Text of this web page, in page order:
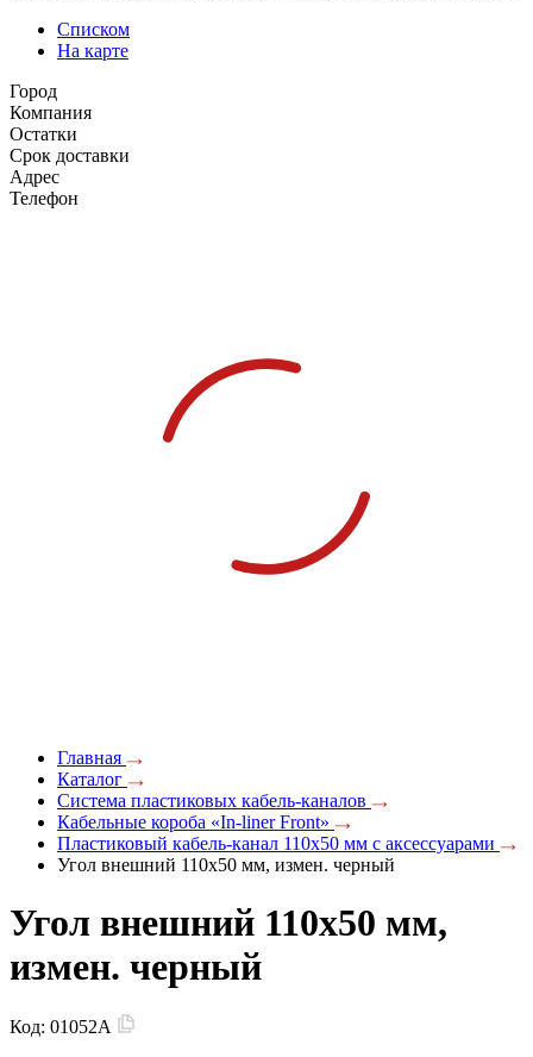
Списком
На карте
Город
Компания
Остатки
Срок доставки
Адрес
Телефон
Главная
Каталог
Система пластиковых кабель-каналов
Кабельные короба «In-liner Front»
Пластиковый кабель-канал 110х50 мм с аксессуарами
Угол внешний 110х50 мм, измен. черный
Угол внешний 110х50 мм,
измен. черный
Код: 01052A